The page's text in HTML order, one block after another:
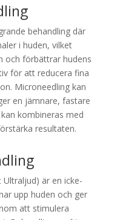
behandling där
i huden, vilket
och förbättrar hudens
för att reducera fina
Microneedling kan
en jämnare, fastare
kombineras med
resultaten.
Ultraljud) är en icke-
upp huden och ger
att stimulera